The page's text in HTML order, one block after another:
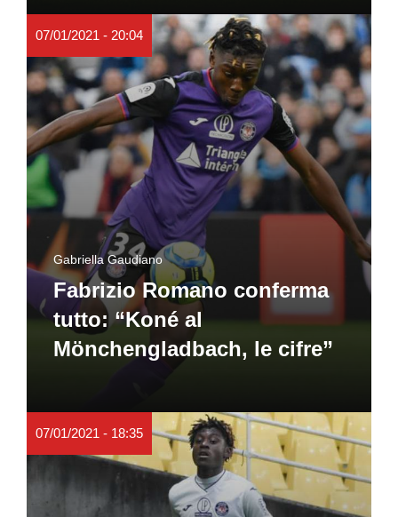
07/01/2021 - 20:04
Gabriella Gaudiano
Fabrizio Romano conferma
tutto: “Koné al
Mönchengladbach, le cifre”
07/01/2021 - 18:35